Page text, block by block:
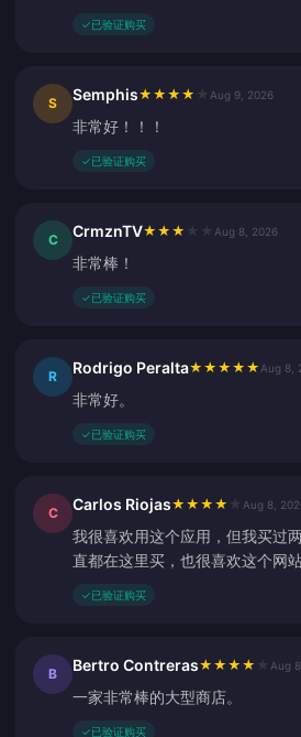
✓已验证购买
S Semphis★ ★ ★ ★ Aug 9, 2026
非常好！！！
✓已验证购买
C CrmznTV★ ★ ★ Aug 8, 2026
非常棒！
✓已验证购买
R Rodrigo Peralta★ ★ ★ ★ ★ Aug 8,
非常好。
✓已验证购买
C Carlos Riojas★ ★ ★ ★ Aug 8,
我很喜欢用这个应用，但我买过
直都在这里买，也很喜欢这个网站
✓已验证购买
B Bertro Contreras★ ★ ★ ★ Aug
一家非常棒的大型商店。
✓已验证购买